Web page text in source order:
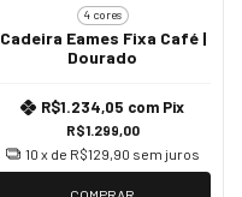
4 cores
Cadeira Eames Fixa Café |
Dourado
R$1.299,00
R$1.234,05 com Pix
10 x de R$129,90 sem juros